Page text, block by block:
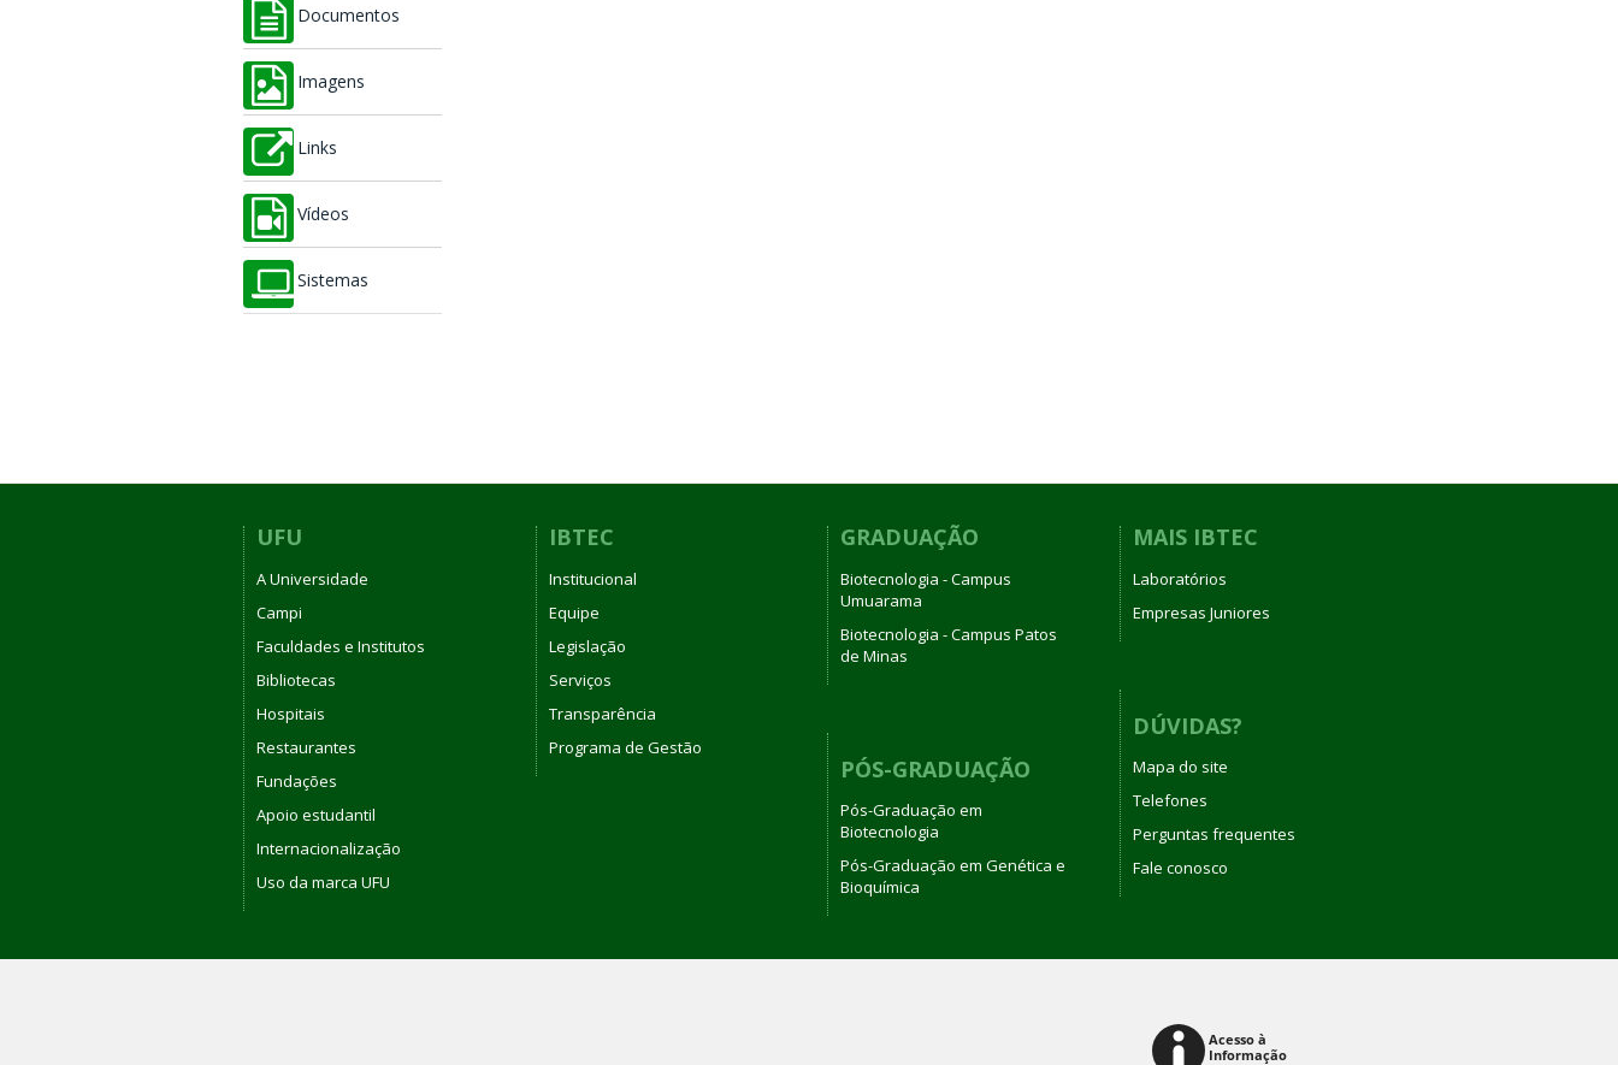
Documentos
Imagens
Links
Vídeos
Sistemas
UFU
A Universidade
Campi
Faculdades e Institutos
Bibliotecas
Hospitais
Restaurantes
Fundações
Apoio estudantil
Internacionalização
Uso da marca UFU
IBTEC
Institucional
Equipe
Legislação
Serviços
Transparência
Programa de Gestão
GRADUAÇÃO
Biotecnologia - Campus
Umuarama
Biotecnologia - Campus Patos
de Minas
PÓS-GRADUAÇÃO
Pós-Graduação em
Biotecnologia
Pós-Graduação em Genética e
Bioquímica
MAIS IBTEC
Laboratórios
Empresas Juniores
DÚVIDAS?
Mapa do site
Telefones
Perguntas frequentes
Fale conosco